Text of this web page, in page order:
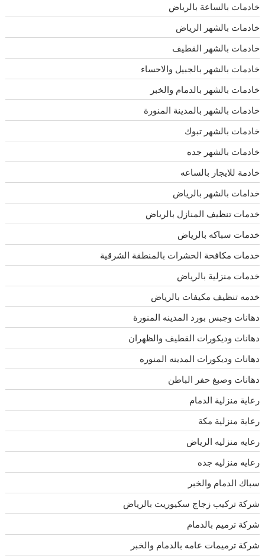
خادمات بالساعة بالرياض
خادمات بالشهر الرياض
خادمات بالشهر القطيف
خادمات بالشهر بالجبيل والاحساء
خادمات بالشهر بالدمام والخبر
خادمات بالشهر بالمدينة المنورة
خادمات بالشهر تبوك
خادمات بالشهر جده
خادمة للايجار بالساعه
خدامات بالشهر بالرياض
خدمات تنظيف المنازل بالرياض
خدمات سباكه بالرياض
خدمات مكافحة الحشرات بالمنطقة الشرقية
خدمات منزلية بالرياض
خدمه تنظيف مكيفات بالرياض
دهانات وجبس بورد المدينه المنورة
دهانات وديكورات القطيف والظهران
دهانات وديكورات المدينه المنوره
دهانات وصبغ حفر الباطن
رعاية منزلية الدمام
رعاية منزلية مكة
رعايه منزليه الرياض
رعايه منزليه جده
سباك الدمام والخبر
شركة تركيب زجاج سكيوريت بالرياض
شركة ترميم بالدمام
شركة ترميمات عامه بالدمام والخبر